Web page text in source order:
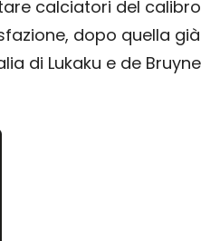
calciatori del calibro
dopo quella
di Lukaku e de